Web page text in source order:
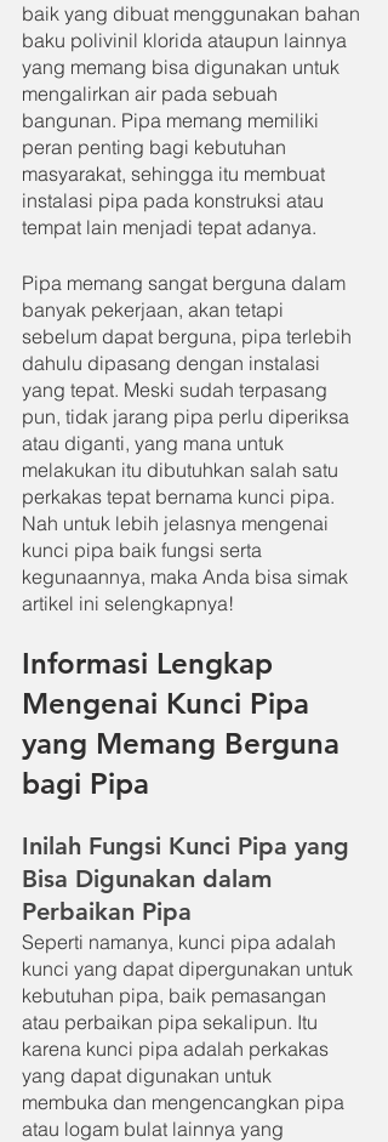
baik yang dibuat menggunakan bahan
baku polivinil klorida ataupun lainnya
yang memang bisa digunakan untuk
mengalirkan air pada sebuah
bangunan. Pipa memang memiliki
peran penting bagi kebutuhan
masyarakat, sehingga itu membuat
instalasi pipa pada konstruksi atau
tempat lain menjadi tepat adanya.
Pipa memang sangat berguna dalam
banyak pekerjaan, akan tetapi
sebelum dapat berguna, pipa terlebih
dahulu dipasang dengan instalasi
yang tepat. Meski sudah terpasang
pun, tidak jarang pipa perlu diperiksa
atau diganti, yang mana untuk
melakukan itu dibutuhkan salah satu
perkakas tepat bernama kunci pipa.
Nah untuk lebih jelasnya mengenai
kunci pipa baik fungsi serta
kegunaannya, maka Anda bisa simak
artikel ini selengkapnya!
Informasi Lengkap
Mengenai Kunci Pipa
yang Memang Berguna
bagi Pipa
Inilah Fungsi Kunci Pipa yang
Bisa Digunakan dalam
Perbaikan Pipa
Seperti namanya, kunci pipa adalah
kunci yang dapat dipergunakan untuk
kebutuhan pipa, baik pemasangan
atau perbaikan pipa sekalipun. Itu
karena kunci pipa adalah perkakas
yang dapat digunakan untuk
membuka dan mengencangkan pipa
atau logam bulat lainnya yang